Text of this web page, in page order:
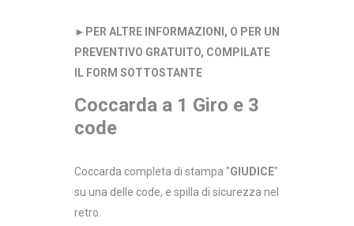
► PER ALTRE INFORMAZIONI, O PER UN
PREVENTIVO GRATUITO, COMPILATE
IL FORM SOTTOSTANTE
Coccarda a 1 Giro e 3
code
Coccarda completa di stampa "GIUDICE"
su una delle code, e spilla di sicurezza nel
retro.